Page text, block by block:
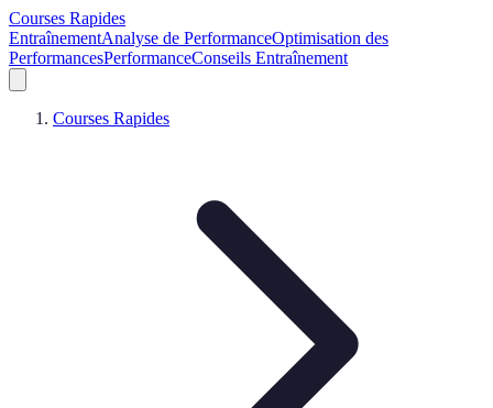
Courses Rapides
EntraînementAnalyse de PerformanceOptimisation des
PerformancesPerformanceConseils Entraînement
Courses Rapides